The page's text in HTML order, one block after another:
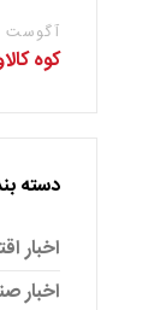
آگوست 21, 2023
کوه
دسته
اخبار
اخبار